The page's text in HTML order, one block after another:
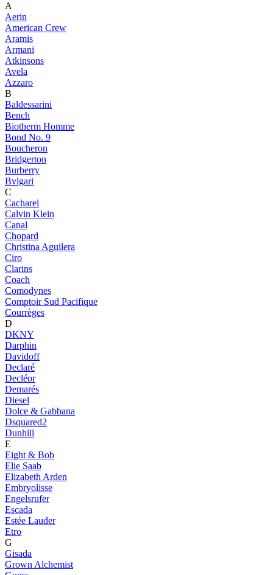
A
Aerin
American Crew
Aramis
Armani
Atkinsons
Avela
Azzaro
B
Baldessarini
Bench
Biotherm Homme
Bond No. 9
Boucheron
Bridgerton
Burberry
Bvlgari
C
Cacharel
Calvin Klein
Canal
Chopard
Christina Aguilera
Ciro
Clarins
Coach
Comodynes
Comptoir Sud Pacifique
Courrèges
D
DKNY
Darphin
Davidoff
Declaré
Decléor
Demarés
Diesel
Dolce & Gabbana
Dsquared2
Dunhill
E
Eight & Bob
Elie Saab
Elizabeth Arden
Embryolisse
Engelsrufer
Escada
Estée Lauder
Etro
G
Gisada
Grown Alchemist